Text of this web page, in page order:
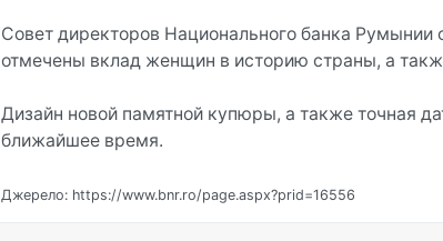
Совет директоров Национального банка Румынии
отмечены вклад женщин в историю страны, а
Дизайн новой памятной купюры, а также точная
ближайшее время.
Джерело: https://www.bnr.ro/page.aspx?prid=16556